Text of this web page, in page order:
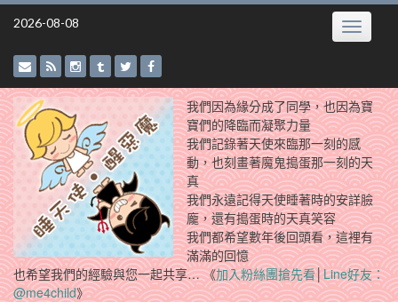
Skip
2026-08-08 Toggle
我們因為緣分成了同學，也因為寶
寶們的降臨而凝聚力量
我們記錄著天使來臨那一刻的感
動，也刻畫著魔鬼搗蛋那一刻的天
真
我們永遠記得天使睡著時的安詳臉
龐，還有搗蛋時的天真笑容
我們都希望數年後回頭看，這裡有
滿滿的回憶
也希望我們的經驗與您一起共享… 《加入粉絲團搶先看│Line好友：
@me4child》